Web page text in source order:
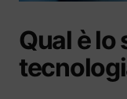
Qual è lo